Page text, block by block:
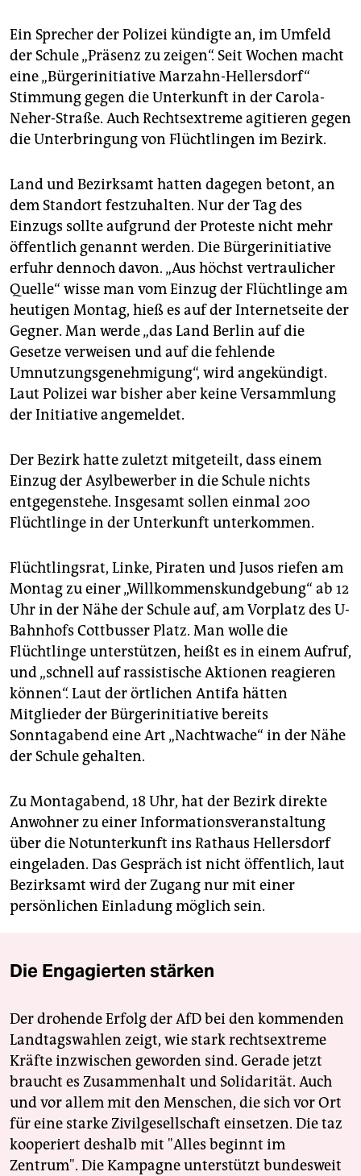
Ein Sprecher der Polizei kündigte an, im Umfeld
der Schule „Präsenz zu zeigen“. Seit Wochen macht
eine „Bürgerinitiative Marzahn-Hellersdorf“
Stimmung gegen die Unterkunft in der Carola-
Neher-Straße. Auch Rechtsextreme agitieren gegen
die Unterbringung von Flüchtlingen im Bezirk.
Land und Bezirksamt hatten dagegen betont, an
dem Standort festzuhalten. Nur der Tag des
Einzugs sollte aufgrund der Proteste nicht mehr
öffentlich genannt werden. Die Bürgerinitiative
erfuhr dennoch davon. „Aus höchst vertraulicher
Quelle“ wisse man vom Einzug der Flüchtlinge am
heutigen Montag, hieß es auf der Internetseite der
Gegner. Man werde „das Land Berlin auf die
Gesetze verweisen und auf die fehlende
Umnutzungsgenehmigung“, wird angekündigt.
Laut Polizei war bisher aber keine Versammlung
der Initiative angemeldet.
Der Bezirk hatte zuletzt mitgeteilt, dass einem
Einzug der Asylbewerber in die Schule nichts
entgegenstehe. Insgesamt sollen einmal 200
Flüchtlinge in der Unterkunft unterkommen.
Flüchtlingsrat, Linke, Piraten und Jusos riefen am
Montag zu einer „Willkommenskundgebung“ ab 12
Uhr in der Nähe der Schule auf, am Vorplatz des U-
Bahnhofs Cottbusser Platz. Man wolle die
Flüchtlinge unterstützen, heißt es in einem Aufruf,
und „schnell auf rassistische Aktionen reagieren
können“. Laut der örtlichen Antifa hätten
Mitglieder der Bürgerinitiative bereits
Sonntagabend eine Art „Nachtwache“ in der Nähe
der Schule gehalten.
Zu Montagabend, 18 Uhr, hat der Bezirk direkte
Anwohner zu einer Informationsveranstaltung
über die Notunterkunft ins Rathaus Hellersdorf
eingeladen. Das Gespräch ist nicht öffentlich, laut
Bezirksamt wird der Zugang nur mit einer
persönlichen Einladung möglich sein.
Die Engagierten stärken
Der drohende Erfolg der AfD bei den kommenden
Landtagswahlen zeigt, wie stark rechtsextreme
Kräfte inzwischen geworden sind. Gerade jetzt
braucht es Zusammenhalt und Solidarität. Auch
und vor allem mit den Menschen, die sich vor Ort
für eine starke Zivilgesellschaft einsetzen. Die taz
kooperiert deshalb mit "Alles beginnt im
Zentrum". Die Kampagne unterstützt bundesweit